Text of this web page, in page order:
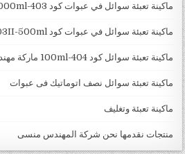
ماكينة تعبئة سوائل في عبوات كود 403-1000ml ماركة مهندس منسي
ماكينة تعبئة سوائل في عبوات كود 403II-500ml ماركة مهندس منسي
ماكينة تعبئة سوائل كود 404-100ml ماركة مهندس منسي
ماكينة تعبئة سوائل نصف اتوماتيك فى عبوات
ماكينة تعبئة وتغليف
منتجات نقدمها نحن شركة المهندس منسى